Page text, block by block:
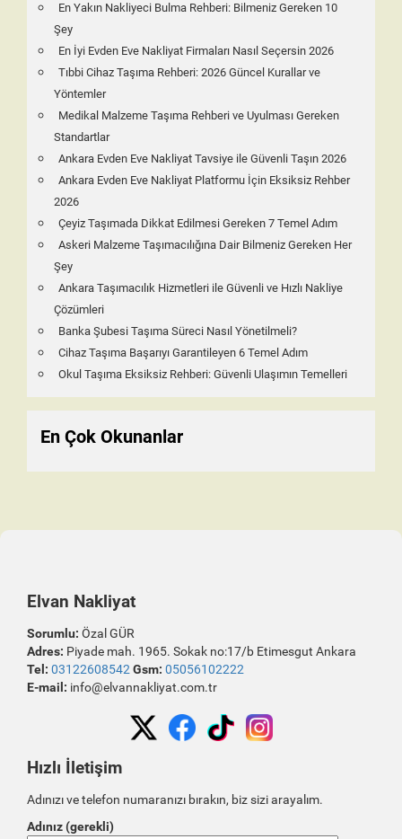
En Yakın Nakliyeci Bulma Rehberi: Bilmeniz Gereken 10
Şey
En İyi Evden Eve Nakliyat Firmaları Nasıl Seçersin 2026
Tıbbi Cihaz Taşıma Rehberi: 2026 Güncel Kurallar ve
Yöntemler
Medikal Malzeme Taşıma Rehberi ve Uyulması Gereken
Standartlar
Ankara Evden Eve Nakliyat Tavsiye ile Güvenli Taşın 2026
Ankara Evden Eve Nakliyat Platformu İçin Eksiksiz Rehber
2026
Çeyiz Taşımada Dikkat Edilmesi Gereken 7 Temel Adım
Askeri Malzeme Taşımacılığına Dair Bilmeniz Gereken Her
Şey
Ankara Taşımacılık Hizmetleri ile Güvenli ve Hızlı Nakliye
Çözümleri
Banka Şubesi Taşıma Süreci Nasıl Yönetilmeli?
Cihaz Taşıma Başarıyı Garantileyen 6 Temel Adım
Okul Taşıma Eksiksiz Rehberi: Güvenli Ulaşımın Temelleri
En Çok Okunanlar
Elvan Nakliyat
Sorumlu: Özal GÜR
Adres: Piyade mah. 1965. Sokak no:17/b Etimesgut Ankara
Tel: 03122608542 Gsm: 05056102222
E-mail: info@elvannakliyat.com.tr
Hızlı İletişim
Adınızı ve telefon numaranızı bırakın, biz sizi arayalım.
Adınız (gerekli)